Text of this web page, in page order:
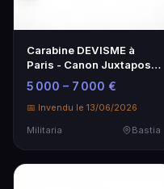
Carabine DEVISME à
Paris - Canon Juxtaposé
de Collection
5 000 – 7 000 €
📅 Invendu le 13/06/2026
Militaria
Bastia